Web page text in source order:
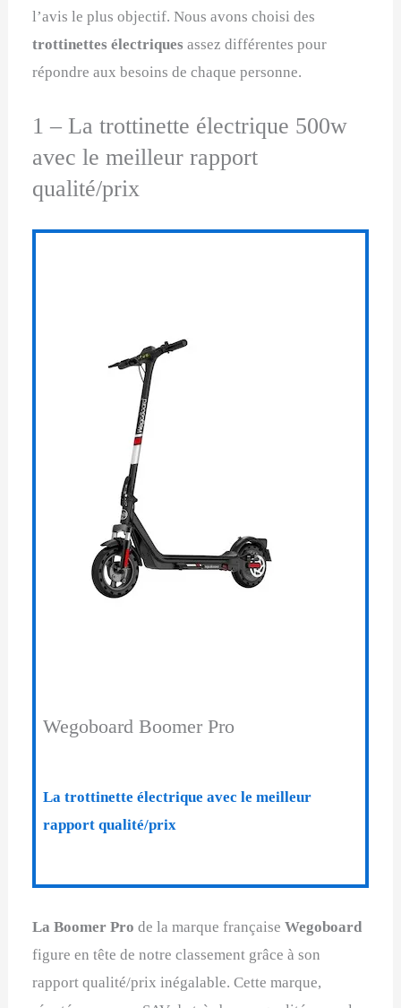
l’avis le plus objectif. Nous avons choisi des
trottinettes électriques assez différentes pour
répondre aux besoins de chaque personne.
1 – La trottinette électrique 500w
avec le meilleur rapport
qualité/prix
Wegoboard Boomer Pro
La trottinette électrique avec le meilleur
rapport qualité/prix
La Boomer Pro de la marque françaiseWegoboard
figure en tête de notre classement grâce à son
rapport qualité/prix inégalable. Cette marque,